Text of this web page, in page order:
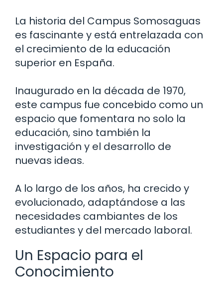
La historia del Campus Somosaguas
es fascinante y está entrelazada con
el crecimiento de la educación
superior en España.
Inaugurado en la década de 1970,
este campus fue concebido como un
espacio que fomentara no solo la
educación, sino también la
investigación y el desarrollo de
nuevas ideas.
A lo largo de los años, ha crecido y
evolucionado, adaptándose a las
necesidades cambiantes de los
estudiantes y del mercado laboral.
Un Espacio para el
Conocimiento